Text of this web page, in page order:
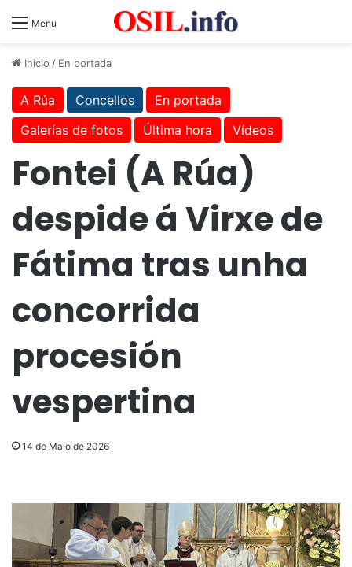
Menu
Inicio / En portada
A Rúa Concellos
En portada
Galerías de fotos
Última hora Vídeos
Fontei (A Rúa)
despide á Virxe de
Fátima tras unha
concorrida
procesión
vespertina
14 de Maio de 2026